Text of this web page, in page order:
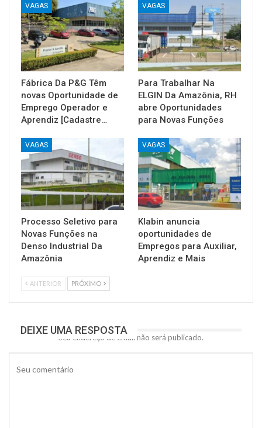
VAGAS
Fábrica Da P&G Têm
novas Oportunidade de
Emprego Operador e
Aprendiz [Cadastre…
VAGAS
Para Trabalhar Na
ELGIN Da Amazônia, RH
abre Oportunidades
para Novas Funções
VAGAS
Processo Seletivo para
Novas Funções na
Denso Industrial Da
Amazônia
VAGAS
Klabin anuncia
oportunidades de
Empregos para Auxiliar,
Aprendiz e Mais
ANTERIOR PRÓXIMO
DEIXE UMA RESPOSTA
Seu endereço de email não será publicado.